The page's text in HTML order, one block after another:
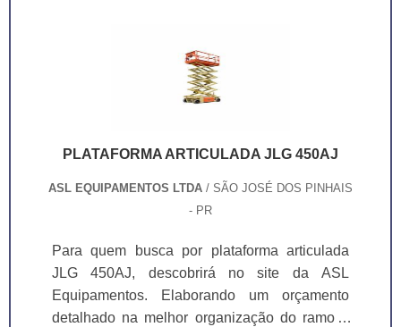
com alto know-how em plataformas...
PLATAFORMA ARTICULADA JLG 450AJ
ASL EQUIPAMENTOS LTDA / SÃO JOSÉ DOS PINHAIS
- PR
Para quem busca por plataforma articulada
JLG 450AJ, descobrirá no site da ASL
Equipamentos. Elaborando um orçamento
detalhado na melhor organização do ramo e